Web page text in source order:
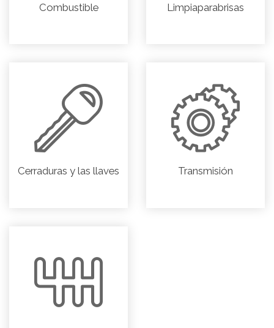
Combustible Limpiaparabrisas
Cerraduras y las llaves Transmisión